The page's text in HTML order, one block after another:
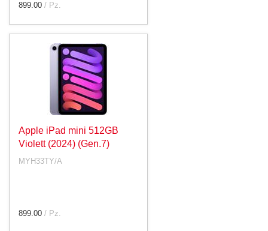
899.00 / Pz.
Apple iPad mini 512GB
Violett (2024) (Gen.7)
MYH33TY/A
899.00 / Pz.